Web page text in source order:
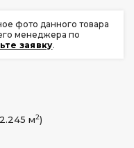
фото данного товара
менеджера по
заявку.
м2)